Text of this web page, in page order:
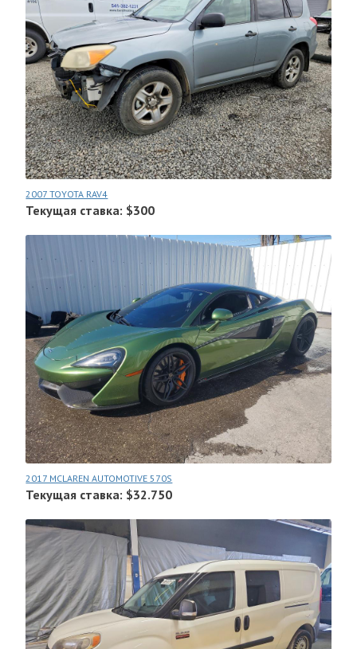
2007 TOYOTA RAV4
Текущая ставка: $300
2017 MCLAREN AUTOMOTIVE 570S
Текущая ставка: $32.750